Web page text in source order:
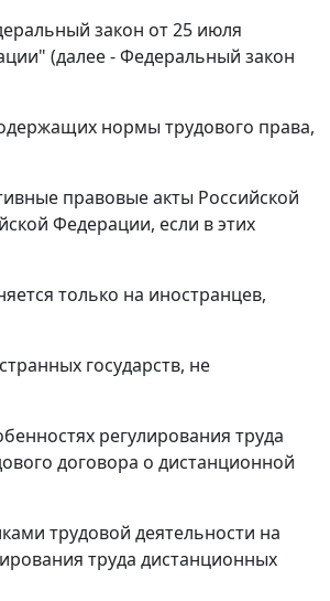
закон от 25 июля
(далее - Федеральный закон
нормы трудового права,
правовые акты Российской
Федерации, если в этих
только на иностранцев,
государств, не
регулирования труда
договора о дистанционной
трудовой деятельности на
труда дистанционных